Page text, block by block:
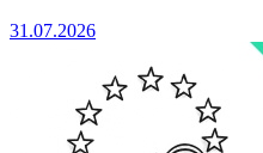
31.07.2026